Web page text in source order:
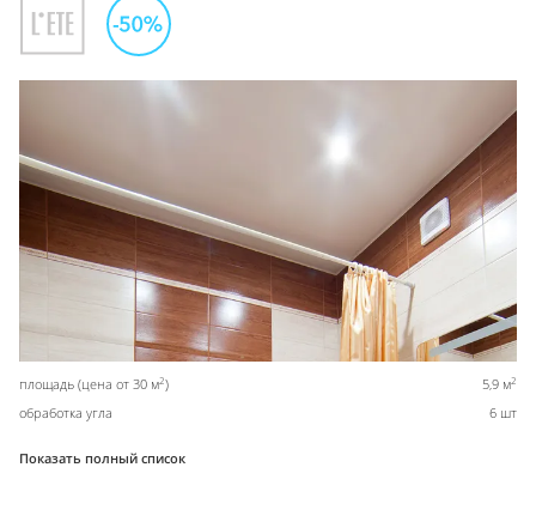
площадь (цена от 30 м2) 5,9 м2
обработка угла 6 шт
Показать полный список